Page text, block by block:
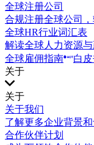
全球注册公司
合规注册全球公司
全球HR行业词汇表
解读全球人力资源
全球雇佣指南
白
关于
关于
关于我们
了解更多企业背景
合作伙伴计划